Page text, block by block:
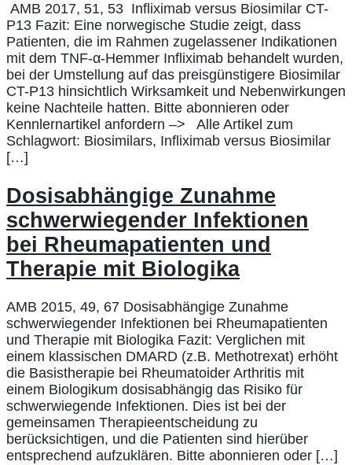
AMB 2017, 51, 53 Infliximab versus Biosimilar CT-
P13 Fazit: Eine norwegische Studie zeigt, dass
Patienten, die im Rahmen zugelassener Indikationen
mit dem TNF-α-Hemmer Infliximab behandelt wurden,
bei der Umstellung auf das preisgünstigere Biosimilar
CT-P13 hinsichtlich Wirksamkeit und Nebenwirkungen
keine Nachteile hatten. Bitte abonnieren oder
Kennlernartikel anfordern –> Alle Artikel zum
Schlagwort: Biosimilars, Infliximab versus Biosimilar
[…]
Dosisabhängige Zunahme
schwerwiegender Infektionen
bei Rheumapatienten und
Therapie mit Biologika
AMB 2015, 49, 67 Dosisabhängige Zunahme
schwerwiegender Infektionen bei Rheumapatienten
und Therapie mit Biologika Fazit: Verglichen mit
einem klassischen DMARD (z.B. Methotrexat) erhöht
die Basistherapie bei Rheumatoider Arthritis mit
einem Biologikum dosisabhängig das Risiko für
schwerwiegende Infektionen. Dies ist bei der
gemeinsamen Therapieentscheidung zu
berücksichtigen, und die Patienten sind hierüber
entsprechend aufzuklären. Bitte abonnieren oder […]